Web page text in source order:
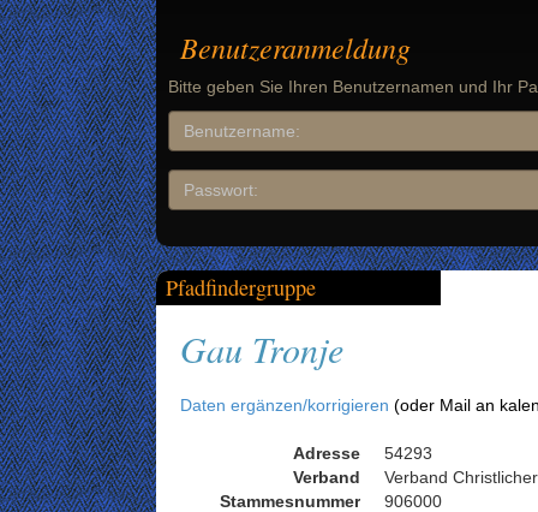
Benutzeranmeldung
Bitte geben Sie Ihren Benutzernamen und Ihr
Pfadfindergruppe
Gau Tronje
Daten ergänzen/korrigieren (oder Mail an
Adresse
54293
Verband
Verband
Stammesnummer
906000